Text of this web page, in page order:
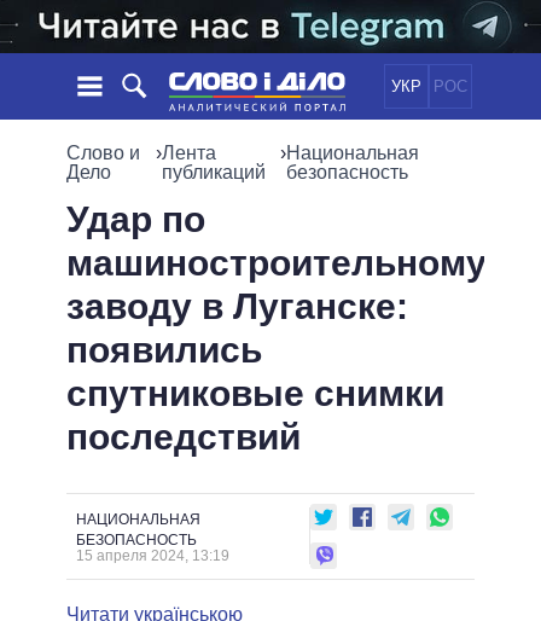
УКР РОС
НОВОСТИ
СОБЫТИЯ
СТАТЬИ
МНЕНИЯ
ОБЗОРЫ
ДАЙДЖЕСТЫ
ОБЩЕСТВО
МИР
ПОЛИТИКИ
ВСЕ ПОЛИТИКИ
ПРЕЗИДЕНТ И ОФИС
ВЕРХОВНАЯ РАДА
КАБИНЕТ МИНИСТРОВ
ГЛАВЫ ОБЛАДМИНИСТРАЦИЙ
МЭРЫ
ВСЕ ПЕРСОНЫ
ИНФОГРАФИКА
ВИДЕО
ПОДДЕРЖАТЬ
Слово и
Дело
›Лента
публикаций
›Национальная
безопасность
Удар по
машиностроительному
заводу в Луганске:
появились
спутниковые снимки
последствий
НАЦИОНАЛЬНАЯ
БЕЗОПАСНОСТЬ
15 апреля 2024, 13:19
Читати українською